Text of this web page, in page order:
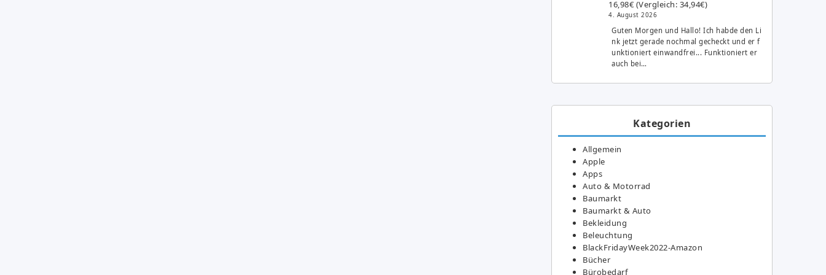
16,98€ (Vergleich: 34,94€)
4. August 2026
Guten Morgen und Hallo! Ich habde den Li
nk jetzt gerade nochmal gecheckt und er f
unktioniert einwandfrei... Funktioniert er
auch bei…
Kategorien
Allgemein
Apple
Apps
Auto & Motorrad
Baumarkt
Baumarkt & Auto
Bekleidung
Beleuchtung
BlackFridayWeek2022-Amazon
Bücher
Bürobedarf